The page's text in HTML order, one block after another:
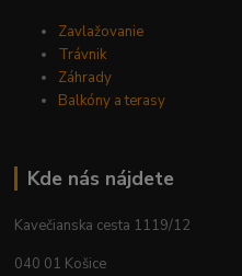
Zavlažovanie
Trávnik
Záhrady
Balkóny a terasy
Kde nás nájdete
Kavečianska cesta 1119/12
040 01 Košice